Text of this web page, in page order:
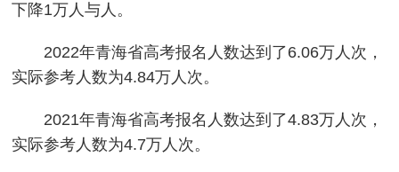
下降1万人与人。
2022年青海省高考报名人数达到了6.06万人次，
实际参考人数为4.84万人次。
2021年青海省高考报名人数达到了4.83万人次，
实际参考人数为4.7万人次。